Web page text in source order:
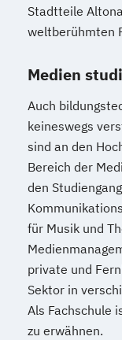
Stadtteile
weltberühmten
Medien
Auch
keineswegs
sind an den
Bereich der
den
für Musik und
private und
Sektor in
Als Fachschule
zu erwähnen.